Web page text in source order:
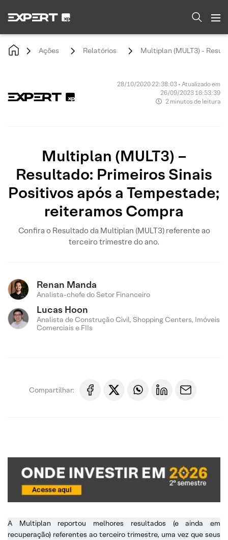
Ações Relatórios Multiplan (MULT3) -
28/10/2020 22:38:03 • Atualizado em
26/09/2023 16:53:39
2 minutos de leitura
Multiplan (MULT3) –
Resultado: Primeiros Sinais
Positivos após a Tempestade;
reiteramos Compra
Confira o Resultado da Multiplan (MULT3) referente ao
terceiro trimestre do ano.
Renan Manda
Analista-chefe do Setor Financeiro
Lucas Hoon
Analista de Construção Civil, Shopping Centers, Imóveis
Comerciais e FIIs
Compartilhar:
A Multiplan reportou melhores resultados (e ainda em
recuperação) referentes ao terceiro trimestre, uma vez que seus